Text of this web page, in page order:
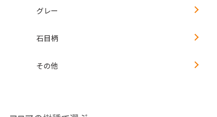
グレー
石目柄
その他